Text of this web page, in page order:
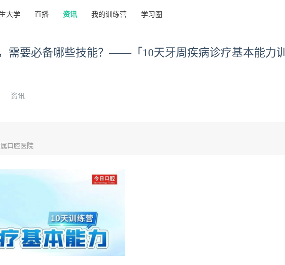
大学 直播 资讯 我的训练营 学习圈
需要必备哪些技能？——「10天牙周疾病诊疗基本能力训
资讯
口腔医院